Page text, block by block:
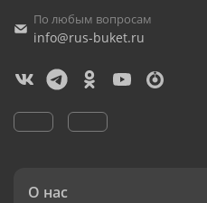
По любым вопросам
info@rus-buket.ru
О нас